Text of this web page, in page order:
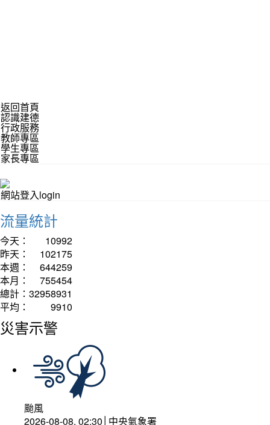
返回首頁
認識建德
行政服務
教師專區
學生專區
家長專區
網站登入login
流量統計
今天：
10992
昨天：
102175
本週：
644259
本月：
755454
總計： 32958931
平均：
9910
災害示警
颱風
2026-08-08, 02:30│中央氣象署